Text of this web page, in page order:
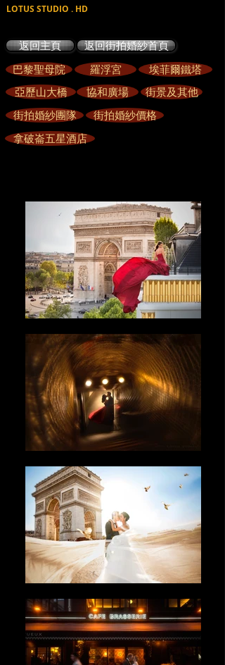
LOTUS STUDIO . HD
返回主頁 返回街拍婚紗首頁
巴黎聖母院
亞歷山大橋
協和廣場
羅浮宮
埃菲爾鐵塔
街景及其他
街拍婚紗團隊
街拍婚紗價格
拿破崙五星酒店